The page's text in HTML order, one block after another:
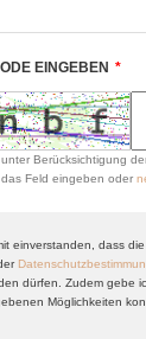
EINGEBEN *
Berücksichtigung
Feld eingeben oder
einverstanden, dass
dürfen. Zudem gebe
Möglichkeiten